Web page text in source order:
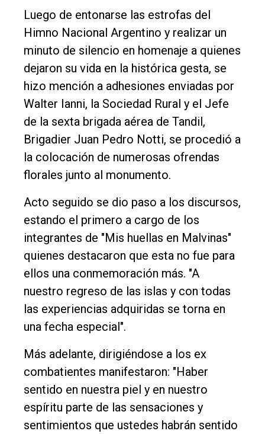
Luego de entonarse las estrofas del
Himno Nacional Argentino y realizar un
minuto de silencio en homenaje a quienes
dejaron su vida en la histórica gesta, se
hizo mención a adhesiones enviadas por
Walter Ianni, la Sociedad Rural y el Jefe
de la sexta brigada aérea de Tandil,
Brigadier Juan Pedro Notti, se procedió a
la colocación de numerosas ofrendas
florales junto al monumento.
Acto seguido se dio paso a los discursos,
estando el primero a cargo de los
integrantes de "Mis huellas en Malvinas"
quienes destacaron que esta no fue para
ellos una conmemoración más. "A
nuestro regreso de las islas y con todas
las experiencias adquiridas se torna en
una fecha especial".
Más adelante, dirigiéndose a los ex
combatientes manifestaron: "Haber
sentido en nuestra piel y en nuestro
espíritu parte de las sensaciones y
sentimientos que ustedes habrán sentido